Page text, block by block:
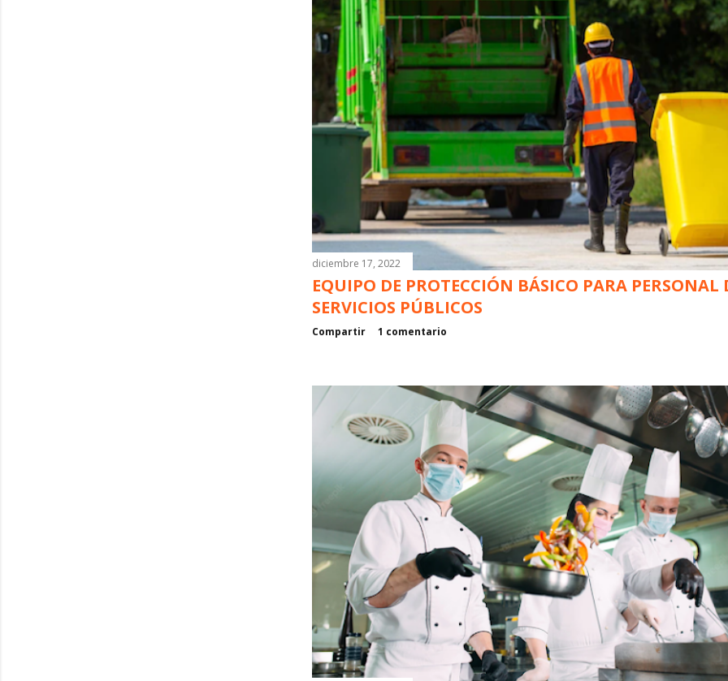
diciembre 17, 2022
EQUIPO DE PROTECCIÓN BÁSICO PARA PERSONAL
SERVICIOS PÚBLICOS
Compartir 1 comentario